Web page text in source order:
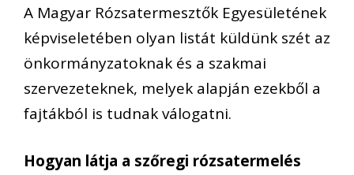
A Magyar Rózsatermesztők Egyesületének
képviseletében olyan listát küldünk szét az
önkormányzatoknak és a szakmai
szervezeteknek, melyek alapján ezekből a
fajtákból is tudnak válogatni.
Hogyan látja a szőregi rózsatermelés